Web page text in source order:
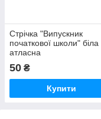
Стрічка "Випускник
початкової школи" біла
атласна
50 ₴
Купити